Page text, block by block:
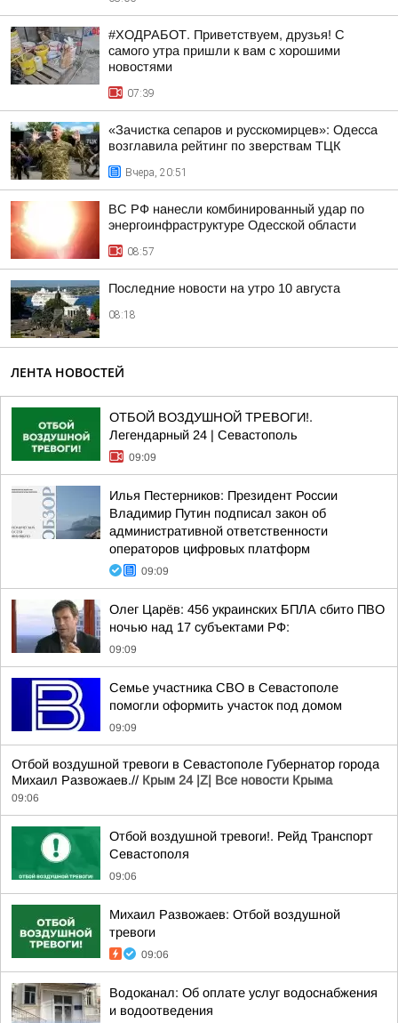
#ХОДРАБОТ. Приветствуем, друзья! С
самого утра пришли к вам с хорошими
новостями
07:39
«Зачистка сепаров и русскомирцев»: Одесса
возглавила рейтинг по зверствам ТЦК
Вчера, 20:51
ВС РФ нанесли комбинированный удар по
энергоинфраструктуре Одесской области
08:57
Последние новости на утро 10 августа
08:18
ЛЕНТА НОВОСТЕЙ
ОТБОЙ ВОЗДУШНОЙ ТРЕВОГИ!.
Легендарный 24 | Севастополь
09:09
Илья Пестерников: Президент России
Владимир Путин подписал закон об
административной ответственности
операторов цифровых платформ
09:09
Олег Царёв: 456 украинских БПЛА сбито ПВО
ночью над 17 субъектами РФ:
09:09
Семье участника СВО в Севастополе
помогли оформить участок под домом
09:09
Отбой воздушной тревоги в Севастополе Губернатор города
Михаил Развожаев.// Крым 24 |Z| Все новости Крыма
09:06
Отбой воздушной тревоги!. Рейд Транспорт
Севастополя
09:06
Михаил Развожаев: Отбой воздушной
тревоги
09:06
Водоканал: Об оплате услуг водоснабжения
и водоотведения